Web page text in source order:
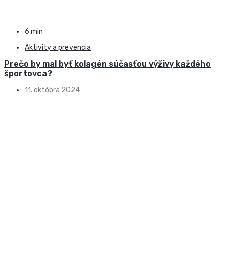
6 min
Aktivity a prevencia
Prečo by mal byť kolagén súčasťou výživy každého
športovca?
11. októbra 2024